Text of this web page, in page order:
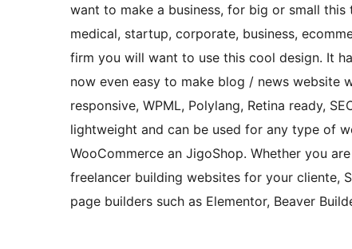
want to make a business, for big or small
medical, startup, corporate, business,
firm you will want to use this cool design. It
now even easy to make blog / news website
responsive, WPML, Polylang, Retina ready,
lightweight and can be used for any type of
WooCommerce an JigoShop. Whether you
freelancer building websites for your cliente,
page builders such as Elementor, Beaver